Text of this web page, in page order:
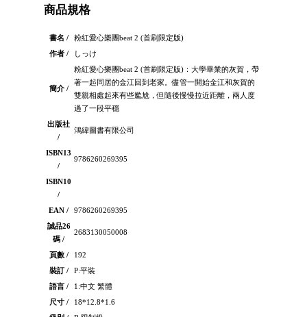
商品規格
書名 /
粉紅愛心樂團beat 2 (首刷限定版)
作者 /
しっけ
簡介 /
粉紅愛心樂團beat 2 (首刷限定版)：大學畢業的灰賀，帶
著一起同居的金江回到老家。儘管一開始金江和灰賀的
雙親相處起來有些尷尬，但隨後慢慢拉近距離，兩人度
過了一段平穩
出版社
/
鴻緯圖書有限公司
ISBN13
/
9786260269395
ISBN10
/
EAN /
9786260269395
誠品26
碼 /
2683130050008
頁數 /
192
裝訂 /
P:平裝
語言 /
1:中文 繁體
尺寸 /
18*12.8*1.6